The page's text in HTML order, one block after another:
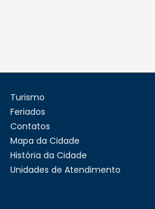
Turismo
Feriados
Contatos
Mapa da Cidade
História da Cidade
Unidades de Atendimento